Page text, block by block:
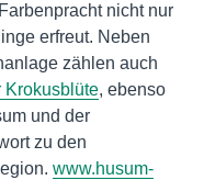
nicht nur
erfreut. Neben
zählen auch
Krokusblüte, ebenso
und der
zu den
www.husum-